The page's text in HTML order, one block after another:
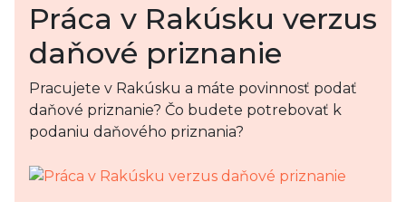
Práca v Rakúsku verzus
daňové priznanie
Pracujete v Rakúsku a máte povinnosť podať
daňové priznanie? Čo budete potrebovať k
podaniu daňového priznania?